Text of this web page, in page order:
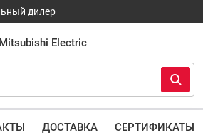
дилер
ДОСТАВКА СЕРТИФИКАТЫ